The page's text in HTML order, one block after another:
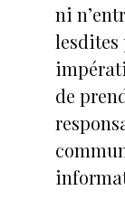
ni
lesdites
de